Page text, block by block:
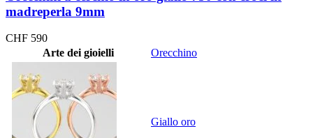
madreperla 9mm
CHF 590
Arte dei gioielli
Orecchino
Giallo oro